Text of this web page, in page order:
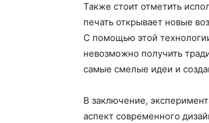
Также стоит отметить
печать открывает новые
С помощью этой
невозможно получить
самые смелые идеи и
В заключение,
аспект современного